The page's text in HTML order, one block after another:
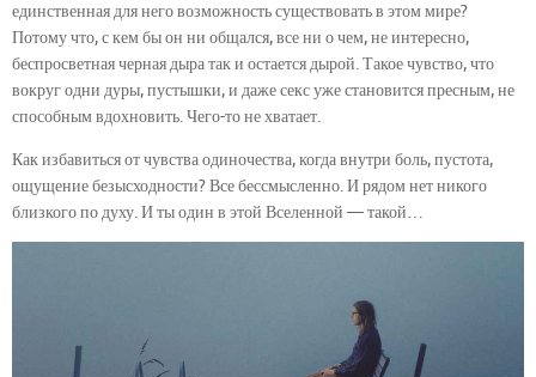
единственная для него возможность существовать в этом мире?
Потому что, с кем бы он ни общался, все ни о чем, не интересно,
беспросветная черная дыра так и остается дырой. Такое чувство, что
вокруг одни дуры, пустышки, и даже секс уже становится пресным, не
способным вдохновить. Чего-то не хватает.
Как избавиться от чувства одиночества, когда внутри боль, пустота,
ощущение безысходности? Все бессмысленно. И рядом нет никого
близкого по духу. И ты один в этой Вселенной — такой…